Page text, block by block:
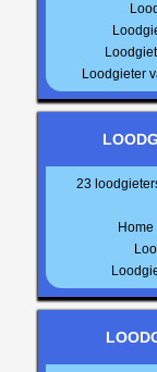
Loodgieter
23